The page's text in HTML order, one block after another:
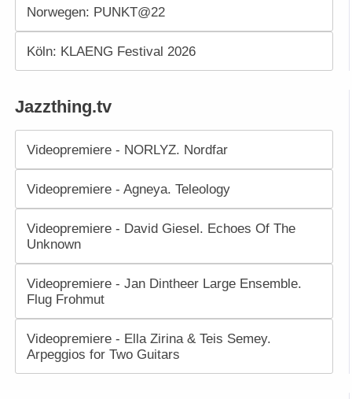
Norwegen: PUNKT@22
Köln: KLAENG Festival 2026
Jazzthing.tv
Videopremiere - NORLYZ. Nordfar
Videopremiere - Agneya. Teleology
Videopremiere - David Giesel. Echoes Of The
Unknown
Videopremiere - Jan Dintheer Large Ensemble.
Flug Frohmut
Videopremiere - Ella Zirina & Teis Semey.
Arpeggios for Two Guitars